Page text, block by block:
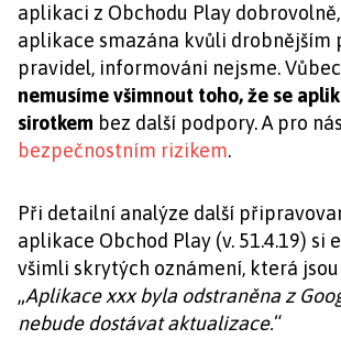
aplikaci z Obchodu Play
aplikace smazána kvůli drobnějším
pravidel, informováni nejsme.
nemusíme všimnout toho, že se
sirotkem bez další podpory. A pro
bezpečnostním rizikem.
Při detailní analýze další
aplikace Obchod Play (v. 51.4.19) si
všimli skrytých oznámení, která jsou
„Aplikace xxx byla odstraněna z
nebude dostávat aktualizace.“